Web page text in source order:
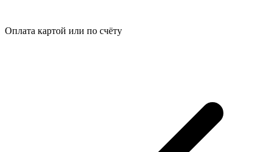
Оплата картой или по счёту